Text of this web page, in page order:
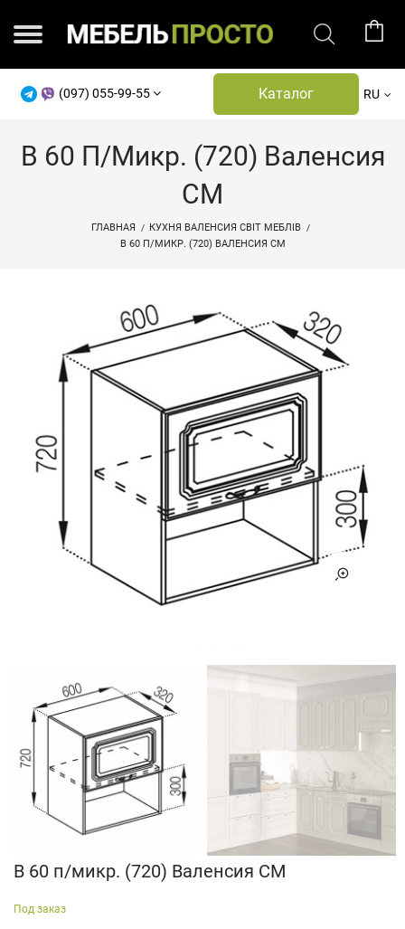
(097) 055-99-55 Каталог RU
В 60 П/микр. (720) Валенсия
СМ
ГЛАВНАЯ
КУХНЯ ВАЛЕНСИЯ СВІТ МЕБЛІВ
В 60 П/МИКР. (720) ВАЛЕНСИЯ СМ
В 60 п/микр. (720) Валенсия СМ
Под заказ